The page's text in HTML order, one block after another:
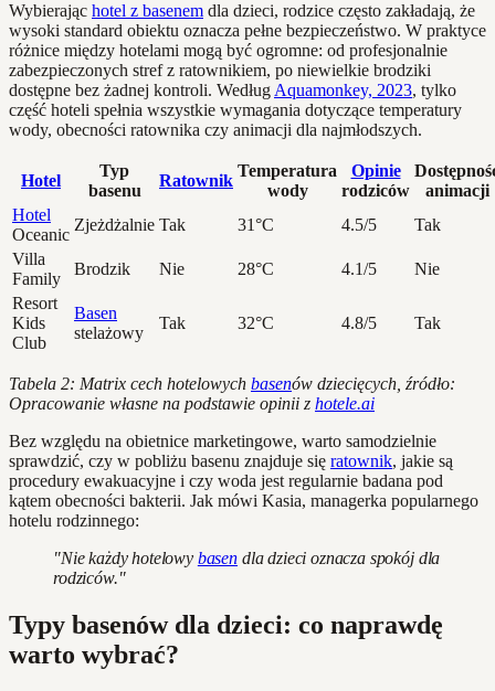
Wybierając hotel z basenem dla dzieci, rodzice często zakładają, że
wysoki standard obiektu oznacza pełne bezpieczeństwo. W praktyce
różnice między hotelami mogą być ogromne: od profesjonalnie
zabezpieczonych stref z ratownikiem, po niewielkie brodziki
dostępne bez żadnej kontroli. Według Aquamonkey, 2023, tylko
część hoteli spełnia wszystkie wymagania dotyczące temperatury
wody, obecności ratownika czy animacji dla najmłodszych.
Hotel
Typ
basenu
Ratownik
Temperatura
wody
Opinie
rodziców
animacji
Hotel
Oceanic
Zjeżdżalnie Tak 31°C 4.5/5
Tak
Villa
Family
Brodzik Nie 28°C 4.1/5
Nie
Resort
Kids
Club
Basen
stelażowy
Tak 32°C 4.8/5 Tak
Tabela 2: Matrix cech hotelowych basenów dziecięcych, źródło:
Opracowanie własne na podstawie opinii z hotele.ai
Bez względu na obietnice marketingowe, warto samodzielnie
sprawdzić, czy w pobliżu basenu znajduje się ratownik, jakie są
procedury ewakuacyjne i czy woda jest regularnie badana pod
kątem obecności bakterii. Jak mówi Kasia, managerka popularnego
hotelu rodzinnego:
"Nie każdy hotelowy basen dla dzieci oznacza spokój dla
rodziców."
Typy basenów dla dzieci: co naprawdę
warto wybrać?